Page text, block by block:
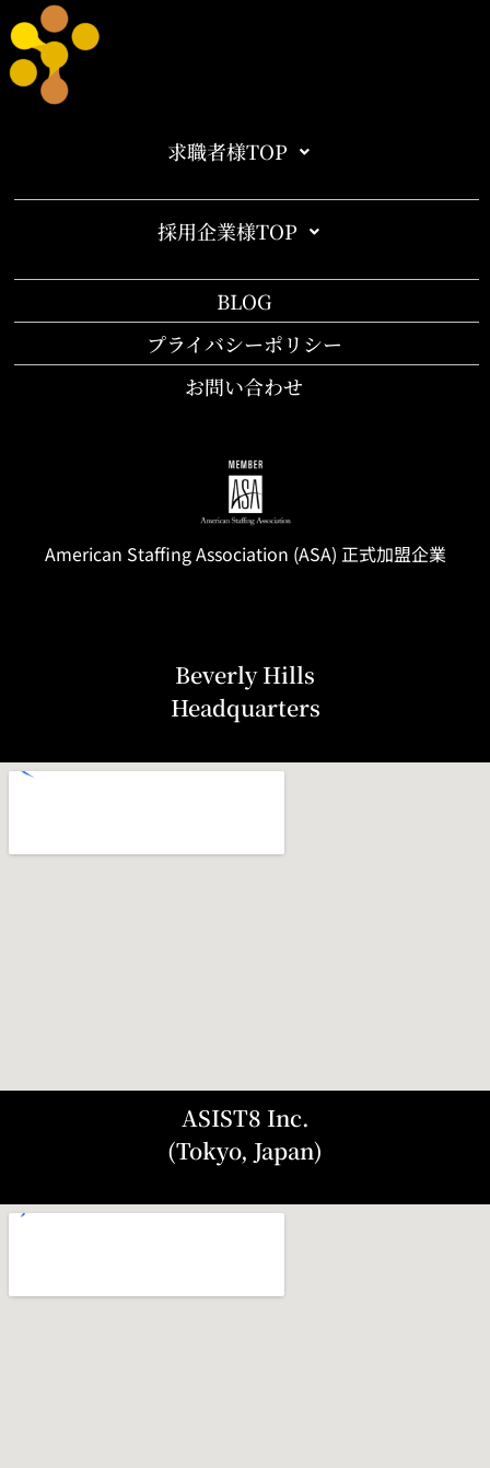
求職者様TOP
採用企業様TOP
BLOG
プライバシーポリシー
お問い合わせ
American StaffingAssociation (ASA) 正式加盟企業
Beverly Hills
Headquarters
ASIST8 Inc.
(Tokyo, Japan)